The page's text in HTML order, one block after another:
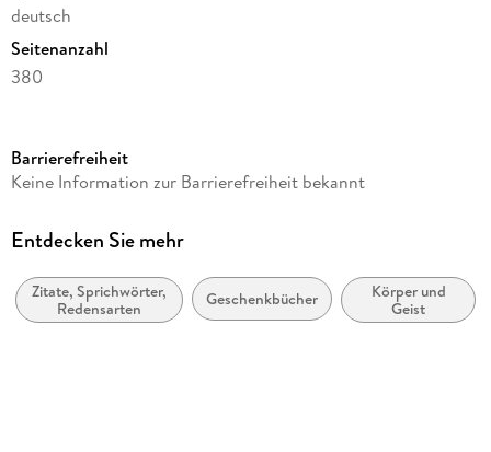
deutsch
Seitenanzahl
380
Autor/Autorin
Verlag/Hersteller
Produktart
Kalender
Barrierefreiheit
Keine Information zur Barrierefreiheit bekannt
Entdecken Sie mehr
Zitate, Sprichwörter,
Redensarten
Geschenkbücher
Körper und
Geist